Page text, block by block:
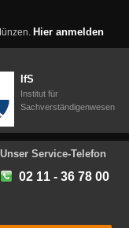
Hier anmelden
IfS
Institut für
Sachverständigenwesen
Unser Service-Telefon
02 11 - 36 78 00